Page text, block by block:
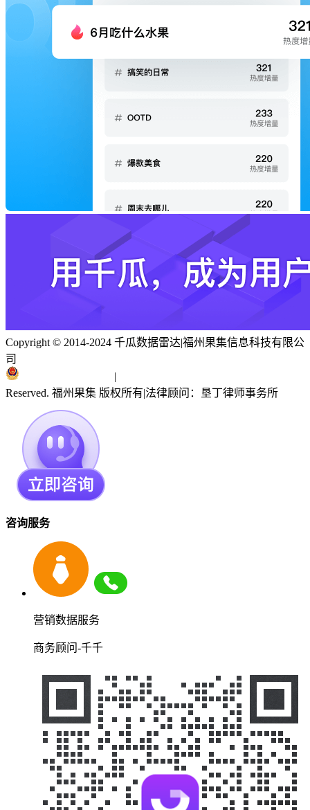
Copyright © 2014-2024 千瓜数据雷达|福州果集信息科技有限公
司
|
Reserved. 福州果集 版权所有|法律顾问：垦丁律师事务所
咨询服务
营销数据服务
商务顾问-千千